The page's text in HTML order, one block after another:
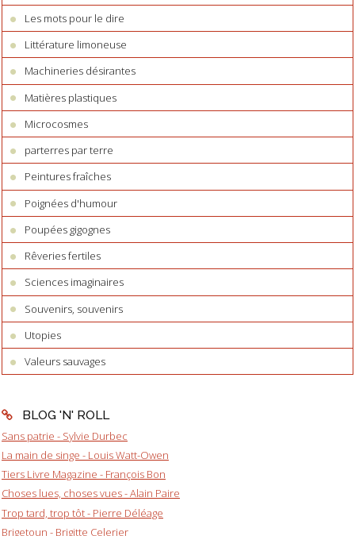
Les mots pour le dire
Littérature limoneuse
Machineries désirantes
Matières plastiques
Microcosmes
parterres par terre
Peintures fraîches
Poignées d'humour
Poupées gigognes
Rêveries fertiles
Sciences imaginaires
Souvenirs, souvenirs
Utopies
Valeurs sauvages
BLOG 'N' ROLL
Sans patrie - Sylvie Durbec
La main de singe - Louis Watt-Owen
Tiers Livre Magazine - François Bon
Choses lues, choses vues - Alain Paire
Trop tard, trop tôt - Pierre Déléage
Brigetoun - Brigitte Celerier